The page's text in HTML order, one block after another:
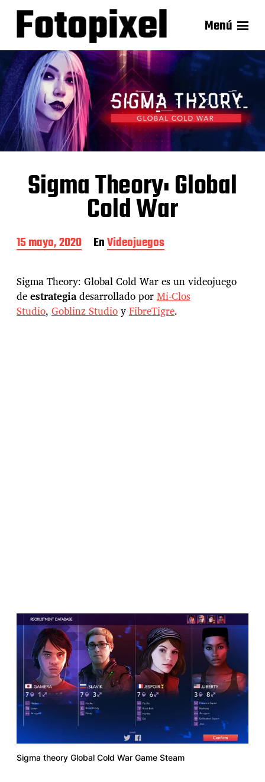
Menú
Sigma Theory: Global
Cold War
F
e
h
a
d
e
15 mayo, 2020 EnVideojuegos
Sigma Theory: Global Cold War es un videojuego
deestrategiadesarrollado porMi-Clos
Studio, Goblinz StudioyFibreTigre.
Sigma theory Global Cold War Game Steam